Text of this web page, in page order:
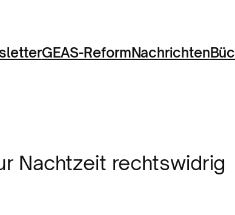
GEAS-ReformNachrichten
Nachtzeit rechtswidrig